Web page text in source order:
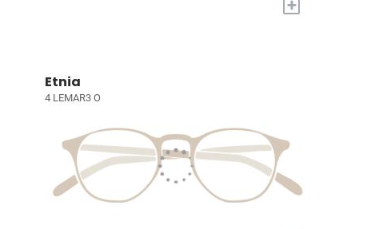
+
Etnia
4 LEMAR3 O